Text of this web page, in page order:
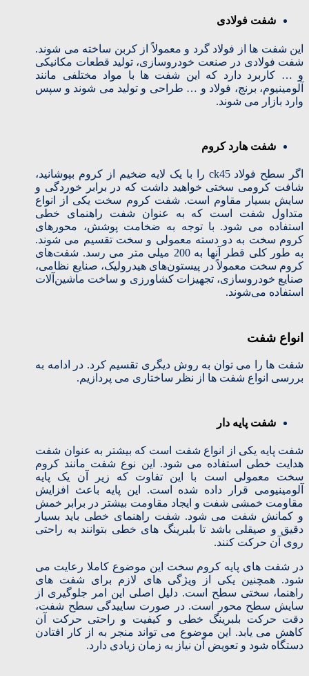
شفت فولادی
این شفت ها از فولاد گرد و معمولاً از کربن ساخته می شوند.
شفت فولادی در صنعت خودروسازی، تولید قطعات مکانیکی
و … کاربرد دارد که این شفت ها با مواد مختلفی مانند
آلومینیوم، برنج، فولاد و … طراحی و تولید می شوند و سپس
وارد بازار می شوند.
شفت هارد کروم
اگر سطح فولاد ck45 را با یک لایه ضخیم از کروم بپوشانید،
شافت کرومی سختی خواهید داشت که در برابر خوردگی و
سایش بسیار مقاوم است. شفت کروم سخت یکی از انواع
متداول شفت است که به عنوان شفت راهنمای خطی
استفاده می شود. با توجه به ضخامت پوشش، محورهای
کروم سخت به دو دسته معمولی و سخت تقسیم می شوند.
به طور کلی قطر آنها به 200 میلی متر می رسد. شفت‌های
کروم سخت معمولاً در پیستون‌های هیدرولیک، صنایع نظامی،
صنایع خودروسازی، تجهیزات کشاورزی و ساخت ماشین‌آلات
استفاده می‌شوند.
انواع شفت
شفت ها را می توان به روش دیگری تقسیم کرد. در ادامه به
بررسی انواع شفت ها از نظر ساختاری می پردازیم.
شفت پایه دار
شفت پایه یکی از انواع شفت است که بیشتر به عنوان شفت
هدایت خطی استفاده می شود. این نوع شفت مانند کروم
سخت معمولی است با این تفاوت که زیر آن یک پایه
آلومینیومی قرار داده شده است. این پایه باعث افزایش
مقاومت خمشی شفت و ایجاد مقاومت بیشتر در برابر خمش
و کمانش شفت می شود. شفت راهنمای خطی باید بسیار
دقیق و صیقلی باشد تا بلبرینگ های خطی بتوانند به راحتی
روی آن حرکت کنند.
در شفت های پایه کروم سخت این موضوع کاملا رعایت می
شود. همچنین یکی از ویژگی های لازم برای شفت های
راهنما، سختی سطح است. دلیل اصلی این امر جلوگیری از
سایش سطح محور است. در صورت ساییدگی سطح شفت،
دقت حرکت بلبرینگ خطی و کیفیت و راحتی حرکت آن
کاهش می یابد. این موضوع می تواند منجر به از کار افتادن
دستگاه شود و تعویض آن نیاز به زمان زیادی دارد.